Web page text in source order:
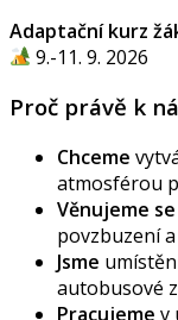
Adaptační kurz
9.-11. 9. 2026
Proč právě k
Chceme
atmosférou
Věnujeme se
povzbuzení
Jsme
autobusové
Pracujeme v